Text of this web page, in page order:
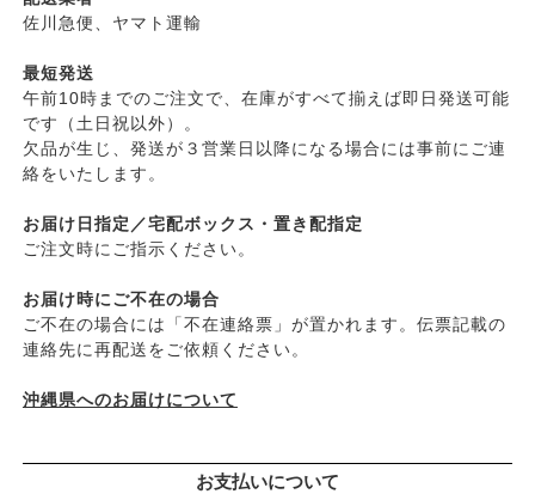
├クレンジンク
├ファンデーション
├肌質・お悩み別スキンケア
├乾燥肌・敏感
├ オイリー肌
├
毛穴の黒ずみ・角質・開き
├シミ・くすみ
├エイジングケア
└お悩み・目的別ヘアケア
├頭皮のフケ・かゆみ・臭い
└ダメージ
├マルカワ味噌
├ムソー
├渡部信一さんの無農薬豆
├がんこ本舗
├ナチュラムーン
└竹おやじ末廣さんの竹炭ミネラル
佐川急便、ヤマト運輸
最短発送
午前10時までのご注文で、在庫がすべて揃えば即日発送可能
です（土日祝以外）。
欠品が生じ、発送が３営業日以降になる場合には事前にご連
絡をいたします。
お届け日指定／宅配ボックス・置き配指定
ご注文時にご指示ください。
お届け時にご不在の場合
ご不在の場合には「不在連絡票」が置かれます。伝票記載の
連絡先に再配送をご依頼ください。
沖縄県へのお届けについて
お支払いについて